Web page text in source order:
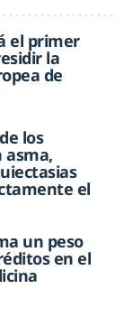
el primer
la
de
los
asma,
el
un peso
en el